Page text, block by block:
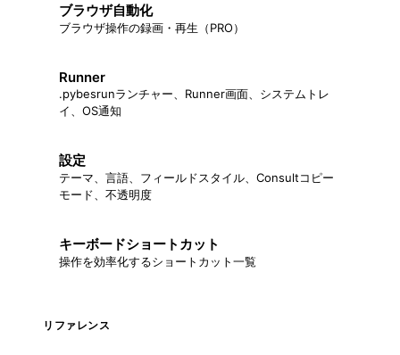
ブラウザ自動化
ブラウザ操作の録画・再生（PRO）
Runner
.pybesrunランチャー、Runner画面、システムトレ
イ、OS通知
設定
テーマ、言語、フィールドスタイル、Consultコピー
モード、不透明度
キーボードショートカット
操作を効率化するショートカット一覧
リファレンス